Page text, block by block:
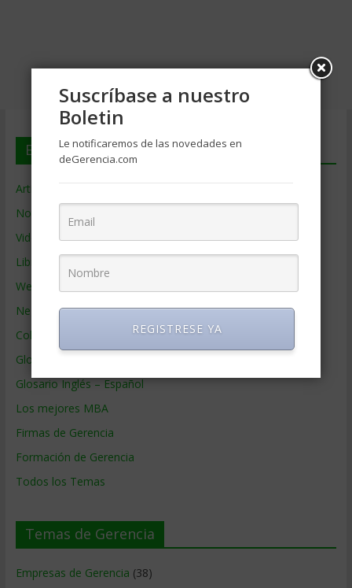
En deGerencia.com
Artículos de Gerencia
Noticias de Gerencia
Videos de Gerencia
Libros de Gerencia
Webs de Gerencia
Negocios por País
Colaboradores de Gerencia
Glosario
Glosario Inglés – Español
Los mejores MBA
Firmas de Gerencia
Formación de Gerencia
Todos los Temas
Temas de Gerencia
Empresas de Gerencia (38)
Suscríbase a nuestro
Boletin
Le notificaremos de las novedades en
deGerencia.com
REGISTRESE YA